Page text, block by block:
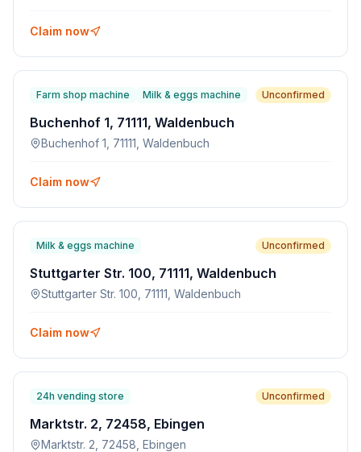
Claim now
Farm shop machine Milk & eggs machine Unconfirmed
Buchenhof 1, 71111, Waldenbuch
Buchenhof 1, 71111, Waldenbuch
Claim now
Milk & eggs machine Unconfirmed
Stuttgarter Str. 100, 71111, Waldenbuch
Stuttgarter Str. 100, 71111, Waldenbuch
Claim now
24h vending store Unconfirmed
Marktstr. 2, 72458, Ebingen
Marktstr. 2, 72458, Ebingen